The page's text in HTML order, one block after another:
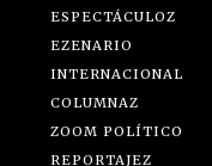
ESPECTÁCULOZ
EZENARIO
INTERNACIONAL
COLUMNAZ
ZOOM POLÍTICO
REPORTAJEZ